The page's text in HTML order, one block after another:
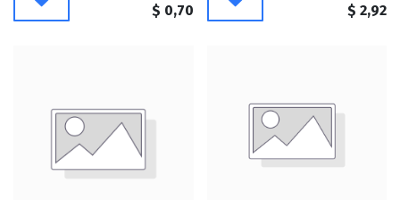
$ 0,70 $ 2,92